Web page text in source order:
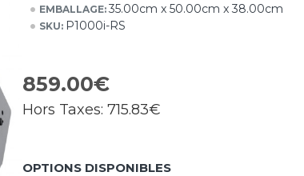
EMBALLAGE: 35.00cm x 50.00cm x 38.00cm
SKU: P1000i-RS
859.00€
Hors Taxes: 715.83€
OPTIONS DISPONIBLES